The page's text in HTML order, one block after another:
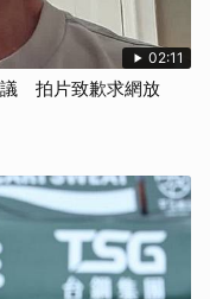
02:11
議 拍片致歉求網放